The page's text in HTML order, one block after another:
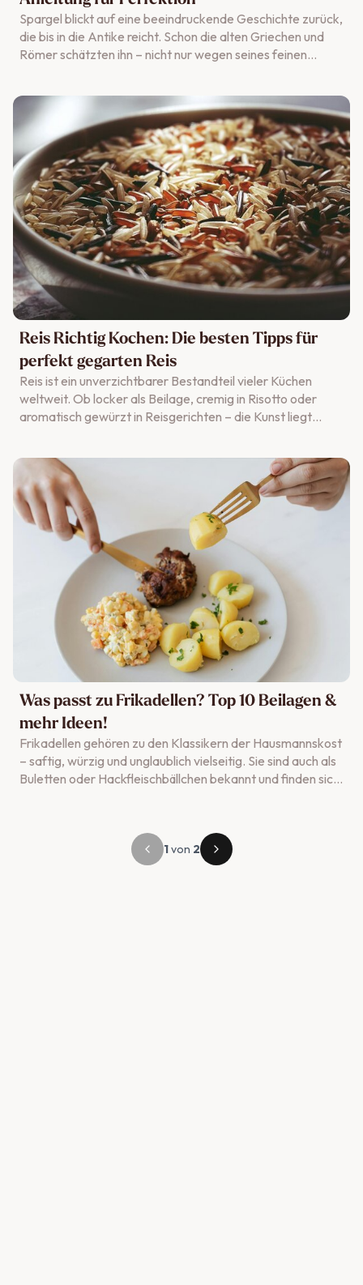
Spargel blickt auf eine beeindruckende Geschichte zurück,
die bis in die Antike reicht. Schon die alten Griechen und
Römer schätzten ihn – nicht nur wegen seines feinen
Spargel vor allem an adligen Tafeln zu finden, während er
für das einfache Volk ein seltener Luxus blieb. Heute ist
Spargel aus der Frühlingsküche nicht mehr wegzudenken.
Zwischen März und Juni genießt man ihn in vielen
Haushalten – ob klassisch mit Sauce Hollandaise oder
kreativ als Spargelsalat.
Reis Richtig Kochen: Die besten Tipps für
perfekt gegarten Reis
Reis ist ein unverzichtbarer Bestandteil vieler Küchen
weltweit. Ob locker als Beilage, cremig in Risotto oder
aromatisch gewürzt in Reisgerichten – die Kunst liegt
erzielen. In diesem Ratgeber erfährst du, wie du Reis
richtig kochst – Schritt für Schritt. Dabei stellen wir
verschiedene Garmethoden vor, damit du die passende
Technik für dein perfektes Ergebnis findest.
Was passt zu Frikadellen? Top 10 Beilagen &
mehr Ideen!
Frikadellen gehören zu den Klassikern der Hausmannskost
– saftig, würzig und unglaublich vielseitig. Sie sind auch als
Buletten oder Hackfleischbällchen bekannt und finden sich
Beilage werden sie zum echten Lieblingsgericht. Ob
klassisch mit Kartoffeln, leicht mit Salat oder kreativ mit
orientalischen Aromen – wir zeigen dir, wie du Frikadellen
1von 2